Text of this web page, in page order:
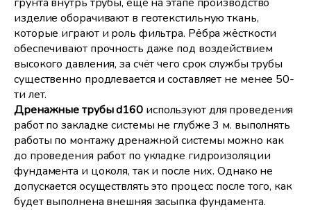
изделие оборачивают в геотекстильную ткань,
которые играют и роль фильтра. Рёбра жёсткости
обеспечивают прочность даже под воздействием
высокого давления, за счёт чего срок службы трубы
существенно продлевается и составляет не менее 50-
ти лет.
Дренажные трубы d160 используют для проведения
работ по закладке системы не глубже 3 м. выполнять
работы по монтажу дренажной системы можно как
до проведения работ по укладке гидроизоляции
фундамента и цоколя, так и после них. Однако не
допускается осуществлять это процесс после того, как
будет выполнена внешняя засыпка фундамента.